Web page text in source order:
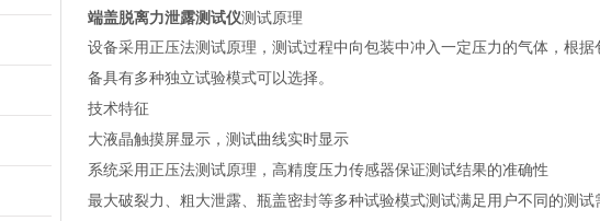
端盖脱离力泄露测试仪测试原理
设备采用正压法测试原理，测试过程中向包装中冲入一定压力的气体，根
备具有多种独立试验模式可以选择。
技术特征
大液晶触摸屏显示，测试曲线实时显示
系统采用正压法测试原理，高精度压力传感器保证测试结果的准确性
最大破裂力、粗大泄露、瓶盖密封等多种试验模式测试满足用户不同的测试